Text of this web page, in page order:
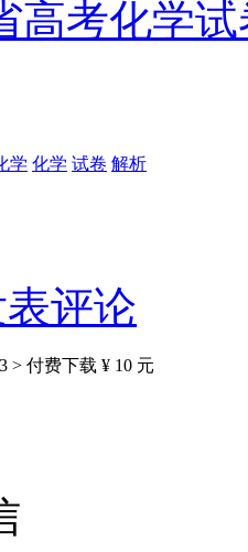
高考化学
学 化学 试卷 解析
评论
> 付费下载 ¥ 10 元